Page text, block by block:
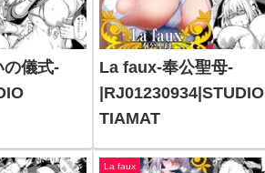
の儀式-
La faux-奉公聖母-
|RJ01230934|STUDIO
TIAMAT
La faux